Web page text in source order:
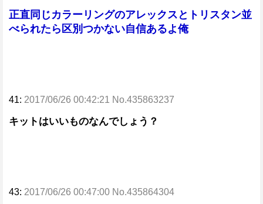
正直同じカラーリングのアレックスとトリスタン並
べられたら区別つかない自信あるよ俺
41: 2017/06/26 00:42:21 No.435863237
キットはいいものなんでしょう？
43: 2017/06/26 00:47:00 No.435864304